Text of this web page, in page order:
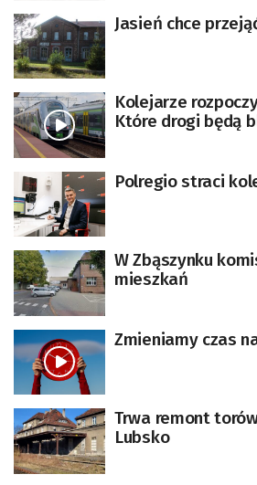
Jasień chce
Kolejarze
Które drogi będą
Polregio straci
W Zbąszynku
mieszkań
Zmieniamy czas
Trwa remont
Lubsko